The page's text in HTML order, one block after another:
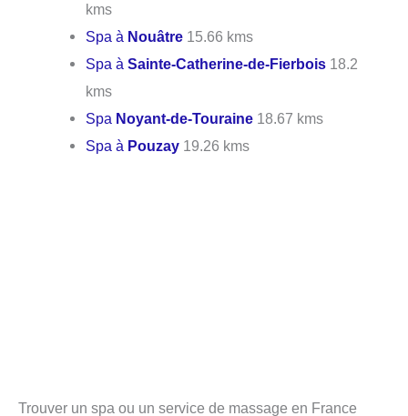
kms
Spa à Nouâtre 15.66 kms
Spa àSainte-Catherine-de-Fierbois 18.2
kms
Spa Noyant-de-Touraine 18.67 kms
Spa à Pouzay 19.26 kms
Trouver un spa ou un service de massage en France